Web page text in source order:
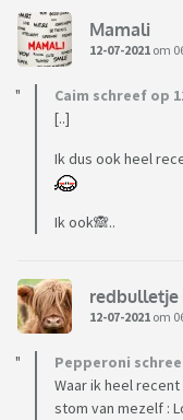
Mamali
12-07-2021 om
Caim schreef op
[..]
Ik dus ook heel
Ik ook🙈..
redbulletje
12-07-2021 om
Pepperoni
Waar ik heel
stom van mezelf :